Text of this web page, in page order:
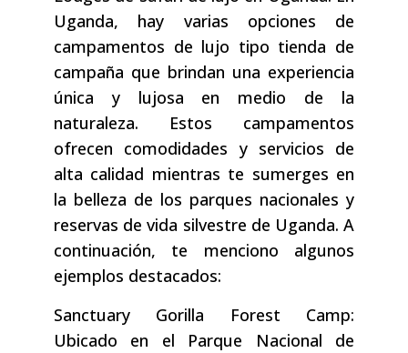
Uganda, hay varias opciones de
campamentos de lujo tipo tienda de
campaña que brindan una experiencia
única y lujosa en medio de la
naturaleza. Estos campamentos
ofrecen comodidades y servicios de
alta calidad mientras te sumerges en
la belleza de los parques nacionales y
reservas de vida silvestre de Uganda. A
continuación, te menciono algunos
ejemplos destacados:
Sanctuary Gorilla Forest Camp:
Ubicado en el Parque Nacional de